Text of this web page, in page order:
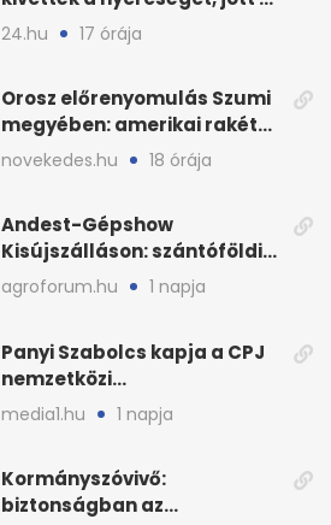
baj
24.hu 17 órája
Orosz előrenyomulás Szumi
megyében: amerikai rakéták
is zsákmányként
novekedes.hu 18 órája
Andest-Gépshow
Kisújszálláson: szántóföldi
bemutató 2026. augusztus
12-én
agroforum.hu 1 napja
Panyi Szabolcs kapja a CPJ
nemzetközi
sajtószabadság-díját
media1.hu 1 napja
Kormányszóvivő:
biztonságban az